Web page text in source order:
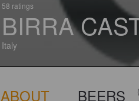
58 ratings
BIRRA
Italy
ABOUT BEERS